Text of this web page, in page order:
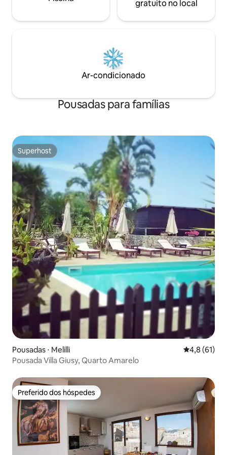
gratuito no local
Ar-condicionado
Pousadas para famílias
Superhost
Superhost
Pousadas ⋅ Melilli 4,8 de uma
4,8 (61)
Pousada Villa Giusy, Quarto Amarelo
Preferido dos hóspedes
Preferido dos hóspedes